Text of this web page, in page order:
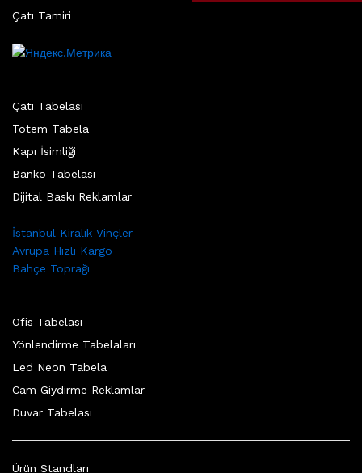
Çatı Tamiri
Çatı Tabelası
Totem Tabela
Kapı İsimliği
Banko Tabelası
Dijital Baskı Reklamlar
İstanbul Kiralık Vinçler
Avrupa Hızlı Kargo
Bahçe Toprağı
Ofis Tabelası
Yönlendirme Tabelaları
Led Neon Tabela
Cam Giydirme Reklamlar
Duvar Tabelası
Ürün Standları